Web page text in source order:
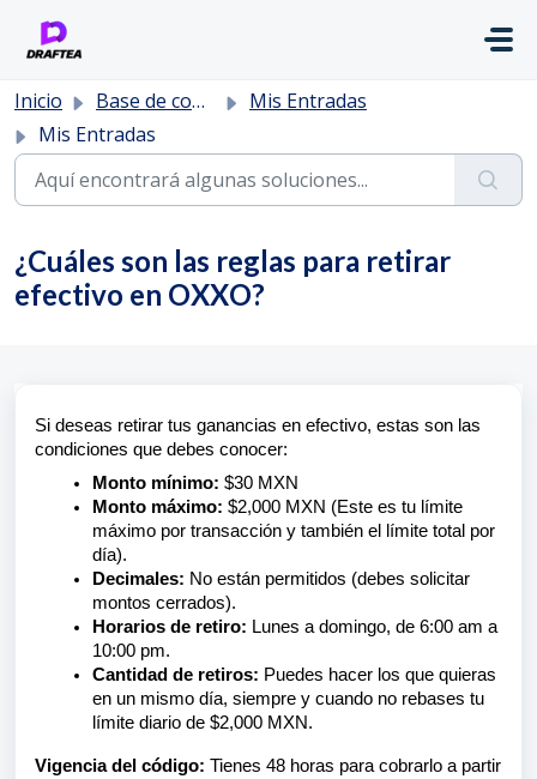
Inicio Base de conocimientos
Mis Entradas
Mis Entradas
¿Cuáles son las reglas para retirar
efectivo en OXXO?
Si deseas retirar tus ganancias en efectivo, estas son las
condiciones que debes conocer:
Monto mínimo: $30 MXN
Monto máximo: $2,000 MXN (Este es tu límite
máximo por transacción y también el límite total por
día).
Decimales: No están permitidos (debes solicitar
montos cerrados).
Horarios de retiro: Lunes a domingo, de 6:00 am a
10:00 pm.
Cantidad de retiros: Puedes hacer los que quieras
en un mismo día, siempre y cuando no rebases tu
límite diario de $2,000 MXN.
Vigencia del código: Tienes 48 horas para cobrarlo a partir